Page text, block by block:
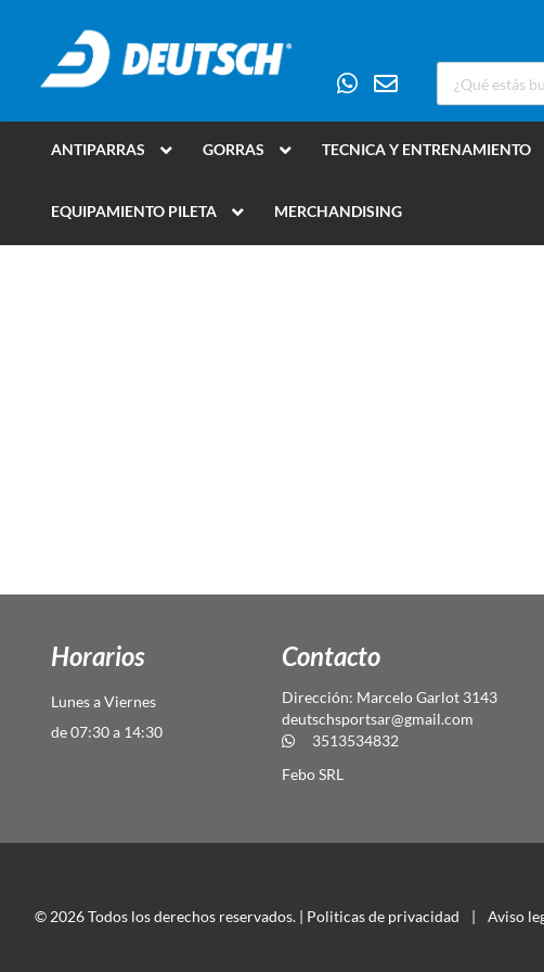
ANTIPARRAS GORRAS TECNICA Y ENTRENAMIENTO
EQUIPAMIENTO PILETA MERCHANDISING
Horarios
Lunes a Viernes
de 07:30 a 14:30
Contacto
Dirección: Marcelo Garlot 3143
deutschsportsar@gmail.com
3513534832
Febo SRL
© 2026 Todos los derechos reservados. | Politicas de privacidad | Aviso